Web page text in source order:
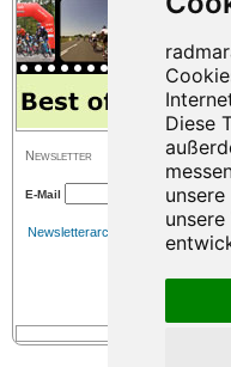
Newsletter
E-Mail
Newsletterarchiv